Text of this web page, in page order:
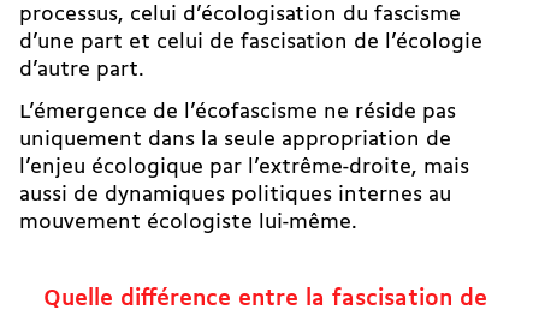
processus, celui d’écologisation du fascisme
d’une part et celui de fascisation de l’écologie
d’autre part.
L’émergence de l’écofascisme ne réside pas
uniquement dans la seule appropriation de
l’enjeu écologique par l’extrême-droite, mais
aussi de dynamiques politiques internes au
mouvement écologiste lui-même.
Quelle différence entre la fascisation de